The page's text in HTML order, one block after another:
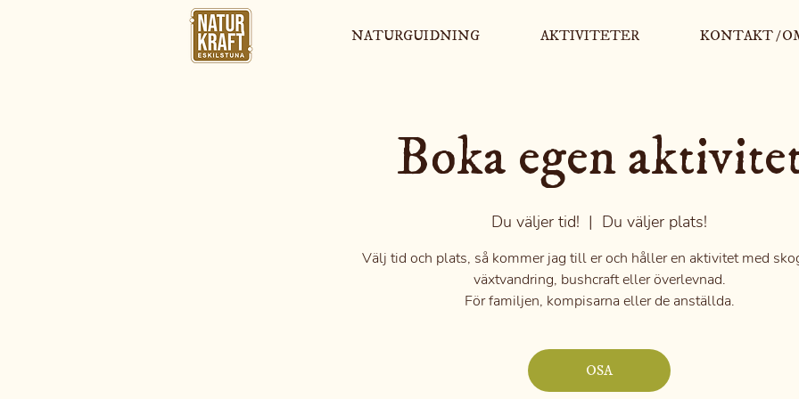
NATURGUIDNING AKTIVITETER KONTAKT /
Boka egen
Du väljer tid!
  |
Du väljer plats!
Välj tid och plats, så kommer jag till er och håller en aktivitet med
växtvandring, bushcraft eller överlevnad.
För familjen, kompisarna eller de anställda.
OSA